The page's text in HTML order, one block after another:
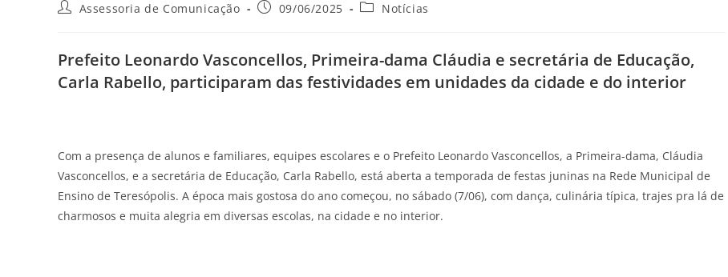
Assessoria de Comunicação 09/06/2025 Notícias
Prefeito Leonardo Vasconcellos, Primeira-dama Cláudia e secretária de Educação,
Carla Rabello, participaram das festividades em unidades da cidade e do interior
Com a presença de alunos e familiares, equipes escolares e o Prefeito Leonardo Vasconcellos, a Primeira-dama, Cláudia
Vasconcellos, e a secretária de Educação, Carla Rabello, está aberta a temporada de festas juninas na Rede Municipal de
Ensino de Teresópolis. A época mais gostosa do ano começou, no sábado (7/06), com dança, culinária típica, trajes pra lá de
charmosos e muita alegria em diversas escolas, na cidade e no interior.